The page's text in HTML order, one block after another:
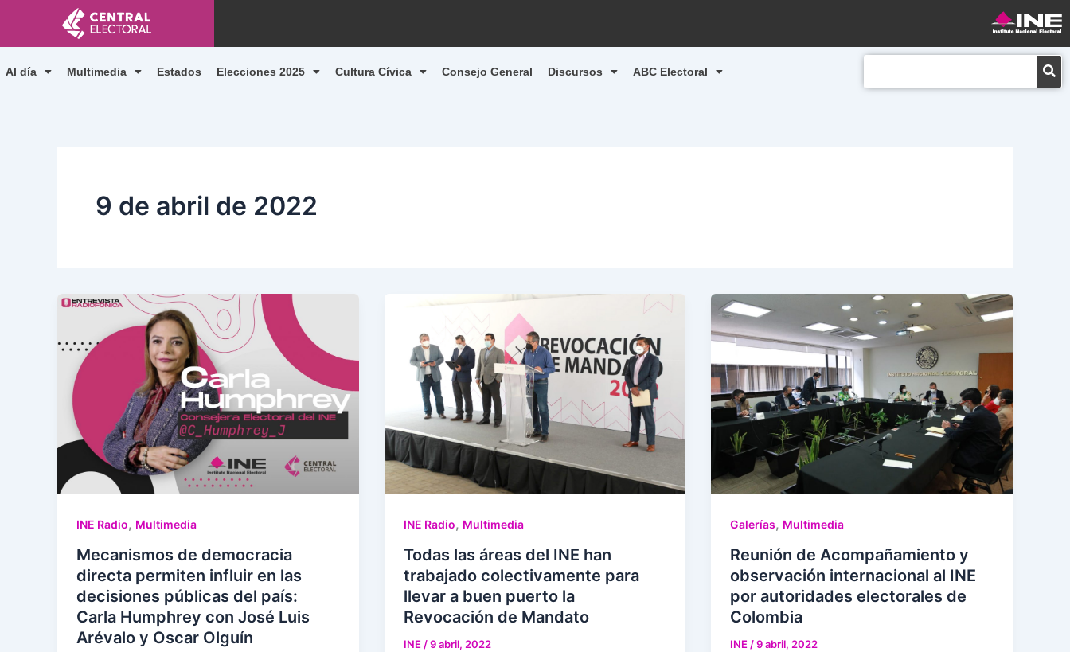
contenido
Al día Multimedia Estados Elecciones 2025 Cultura Cívica Consejo General Discursos ABC Electoral
9 de abril de 2022
INE Radio, Multimedia
Mecanismos de democracia
directa permiten influir en las
decisiones públicas del país:
Carla Humphrey con José Luis
Arévalo y Oscar Olguín
INE Radio, Multimedia
Todas las áreas del INE han
trabajado colectivamente para
llevar a buen puerto la
Revocación de Mandato
INE /9 abril, 2022
Galerías, Multimedia
Reunión de Acompañamiento y
observación internacional al INE
por autoridades electorales de
Colombia
INE /9 abril, 2022